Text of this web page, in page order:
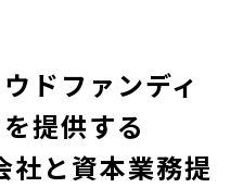
ドファンディ
提供する
と資本業務提